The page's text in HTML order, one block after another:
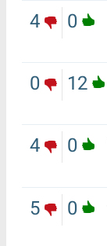
0
4
12
0
0
4
0
5